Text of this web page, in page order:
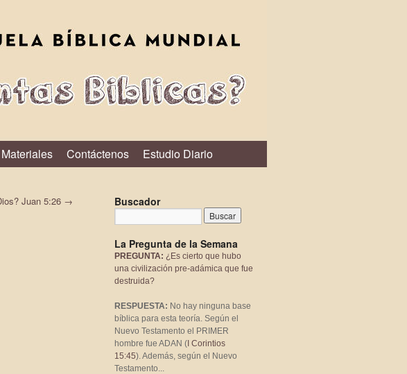
Contáctenos Estudio Diario
Juan 5:26 → Buscador
La Pregunta de la Semana
PREGUNTA: ¿Es cierto que hubo
una civilización pre-adámica que fue
destruida?
RESPUESTA: No hay ninguna base
bíblica para esta teoría. Según el
Nuevo Testamento el PRIMER
hombre fue ADAN ( I Corintios
15:45). Además, según el Nuevo
Testamento...